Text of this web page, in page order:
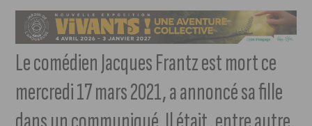
Le comédien Jacques Frantz est mort ce
mercredi 17 mars 2021, a annoncé sa fille